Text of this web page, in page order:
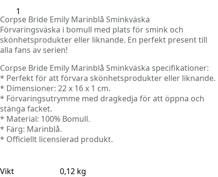
Corpse Bride Emily Marinblå Sminkväska
Förvaringsväska i bomull med plats för smink och
skönhetsprodukter eller liknande. En perfekt present till
alla fans av serien!
Corpse Bride Emily Marinblå Sminkväska specifikationer:
* Perfekt för att förvara skönhetsprodukter eller liknande.
* Dimensioner: 22 x 16 x 1 cm.
* Förvaringsutrymme med dragkedja för att öppna och
stänga facket.
* Material: 100% Bomull.
* Färg: Marinblå.
* Officiellt licensierad produkt.
Vikt 0,12 kg